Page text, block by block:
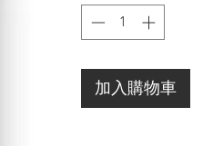
加入購物車